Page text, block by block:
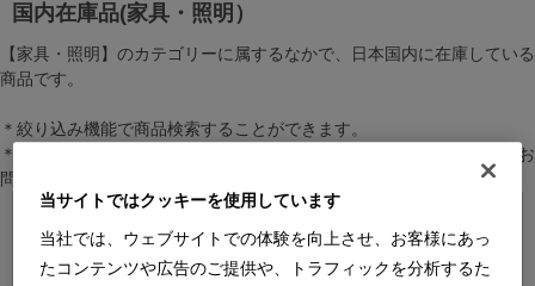
国内在庫品(家具・照明）
【家具・照明】のカテゴリーに属するなかで、日本国内に在庫している
商品です。
＊絞り込み機能で商品検索することができます。
＊全店舗で在庫を共有しておりますので、最新の在庫状況についてはお
問い合わせください。
当サイトではクッキーを使用しています
当社では、ウェブサイトでの体験を向上させ、お客様にあっ
たコンテンツや広告のご提供や、トラフィックを分析するた